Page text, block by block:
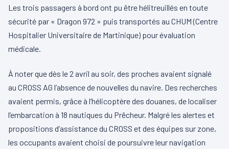
Les trois passagers à bord ont pu être hélitreuillés en toute
sécurité par « Dragon 972 » puis transportés au CHUM (Centre
Hospitalier Universitaire de Martinique) pour évaluation
médicale.
À noter que dès le 2 avril au soir, des proches avaient signalé
au CROSS AG l’absence de nouvelles du navire. Des recherches
avaient permis, grâce à l’hélicoptère des douanes, de localiser
l’embarcation à 18 nautiques du Prêcheur. Malgré les alertes et
propositions d’assistance du CROSS et des équipes sur zone,
les occupants avaient choisi de poursuivre leur navigation